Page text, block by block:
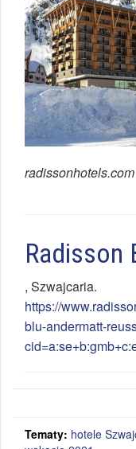
radissonhotels.com
Radisson
, Szwajcaria.
https://
blu-andermatt-
Tematy: hotele